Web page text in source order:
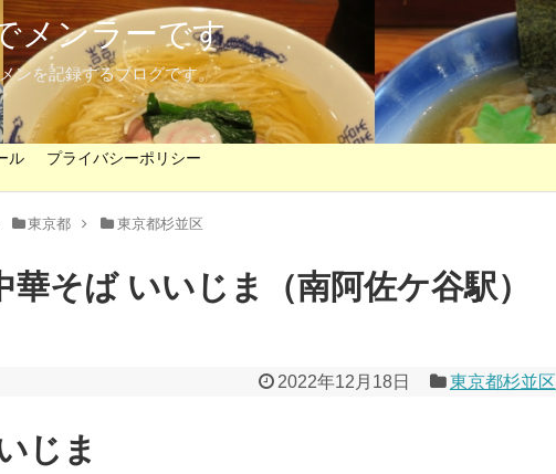
メンラーです
ンを記録するブログです。
ル プライバシーポリシー
東京都 東京都杉並区
華そば いいじま（南阿佐ケ谷駅）
2022年12月18日 東京都杉並区
じま